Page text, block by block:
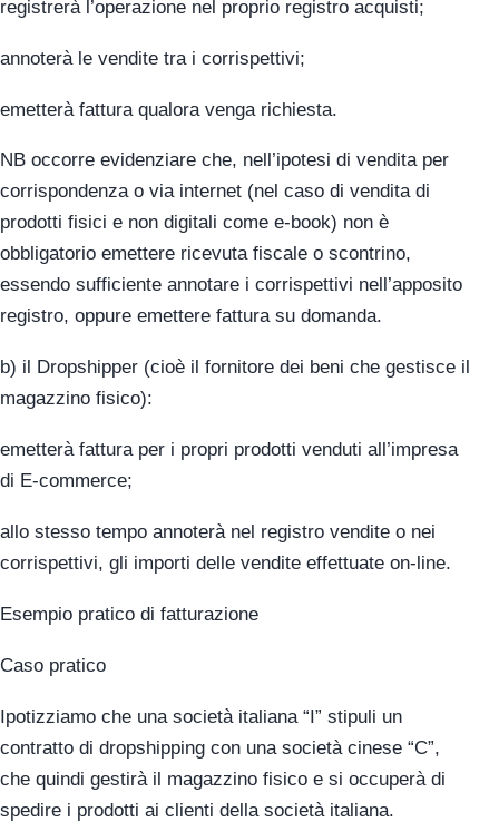
registrerà l’operazione nel proprio registro acquisti;
annoterà le vendite tra i corrispettivi;
emetterà fattura qualora venga richiesta.
NB occorre evidenziare che, nell’ipotesi di vendita per
corrispondenza o via internet (nel caso di vendita di
prodotti fisici e non digitali come e-book) non è
obbligatorio emettere ricevuta fiscale o scontrino,
essendo sufficiente annotare i corrispettivi nell’apposito
registro, oppure emettere fattura su domanda.
b) il Dropshipper (cioè il fornitore dei beni che gestisce il
magazzino fisico):
emetterà fattura per i propri prodotti venduti all’impresa
di E-commerce;
allo stesso tempo annoterà nel registro vendite o nei
corrispettivi, gli importi delle vendite effettuate on-line.
Esempio pratico di fatturazione
Caso pratico
Ipotizziamo che una società italiana “I” stipuli un
contratto di dropshipping con una società cinese “C”,
che quindi gestirà il magazzino fisico e si occuperà di
spedire i prodotti ai clienti della società italiana.